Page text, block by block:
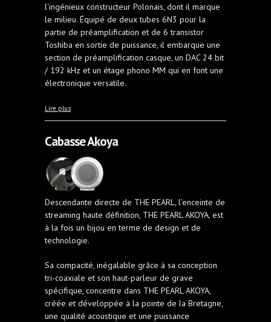
l'ingénieux constructeur Polonais, dont il marque
le milieu. Équipé de deux tubes 6N3 pour la
partie de préamplification et de 6 transistor
Toshiba en sortie de puissance, il embarque une
section de préamplification casque, un DAC 24 bit
/ 192 kHz et un étage phono MM qui en font une
électronique versatile.
Lire plus
Cabasse Akoya
Descendante directe de THE PEARL, l’enceinte de
streaming haute définition, THE PEARL AKOYA, est
à la fois un bijou en terme de design et de
technologie.
Sa compacité, inégalable grâce à sa conception
tri-coaxiale et son haut-parleur de grave
spécifique, concentre dans THE PEARL AKOYA,
créée et développée à la pointe de la Bretagne,
une qualité acoustique et une puissance